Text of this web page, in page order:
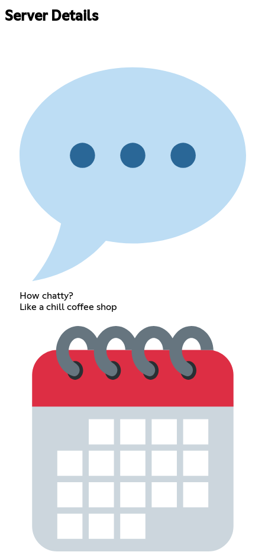
Server Details
How chatty?
Like a chill coffee shop